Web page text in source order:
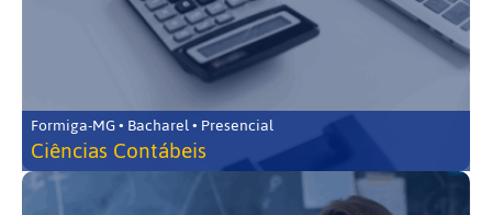
Formiga-MG • Bacharel • Presencial
Ciências Contábeis